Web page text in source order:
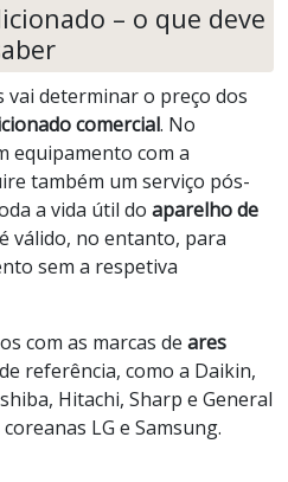
– o que deve
vai determinar o preço dos
comercial. No
equipamento com a
também um serviço pós-
a vida útil do aparelho de
válido, no entanto, para
sem a respetiva
com as marcas de ares
referência, como a Daikin,
Hitachi, Sharp e General
LG e Samsung.